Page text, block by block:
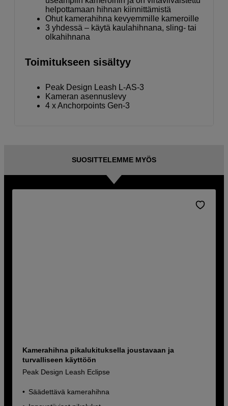
helpottamaan hihnan kiinnittämistä
Ohut kamerahihna kevyemmille kameroille
3 yhdessä – käytä kaulahihnana, sling- tai
olkahihnana
Toimitukseen sisältyy
Peak Design Leash L-AS-3
Kameran asennuslevy
4 x Anchorpoints Gen-3
SUOSITTELEMME MYÖS
Kamerahihna pikalukituksella joustavaan ja
turvalliseen käyttöön
Peak Design Leash Eclipse
Säädettävä kamerahihna